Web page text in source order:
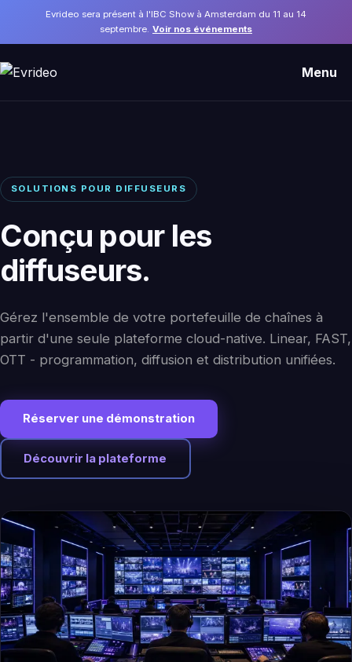
Evrideo sera présent à l'IBC Show à Amsterdam du 11 au 14
septembre. Voir nos événements
Menu
SOLUTIONS POUR DIFFUSEURS
Conçu pour les
diffuseurs.
Gérez l'ensemble de votre portefeuille de chaînes à
partir d'une seule plateforme cloud-native. Linear, FAST,
OTT - programmation, diffusion et distribution unifiées.
Réserver une démonstration
Découvrir la plateforme